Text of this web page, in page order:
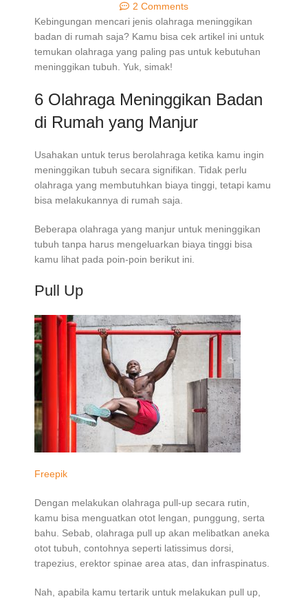
2 Comments
Kebingungan mencari jenis olahraga meninggikan
badan di rumah saja? Kamu bisa cek artikel ini untuk
temukan olahraga yang paling pas untuk kebutuhan
meninggikan tubuh. Yuk, simak!
6 Olahraga Meninggikan Badan
di Rumah yang Manjur
Usahakan untuk terus berolahraga ketika kamu ingin
meninggikan tubuh secara signifikan. Tidak perlu
olahraga yang membutuhkan biaya tinggi, tetapi kamu
bisa melakukannya di rumah saja.
Beberapa olahraga yang manjur untuk meninggikan
tubuh tanpa harus mengeluarkan biaya tinggi bisa
kamu lihat pada poin-poin berikut ini.
Pull Up
Freepik
Dengan melakukan olahraga pull-up secara rutin,
kamu bisa menguatkan otot lengan, punggung, serta
bahu. Sebab, olahraga pull up akan melibatkan aneka
otot tubuh, contohnya seperti latissimus dorsi,
trapezius, erektor spinae area atas, dan infraspinatus.
Nah, apabila kamu tertarik untuk melakukan pull up,